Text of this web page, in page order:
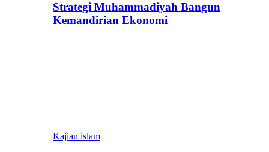
Strategi Muhammadiyah Bangun
Kemandirian Ekonomi
Kajian islam